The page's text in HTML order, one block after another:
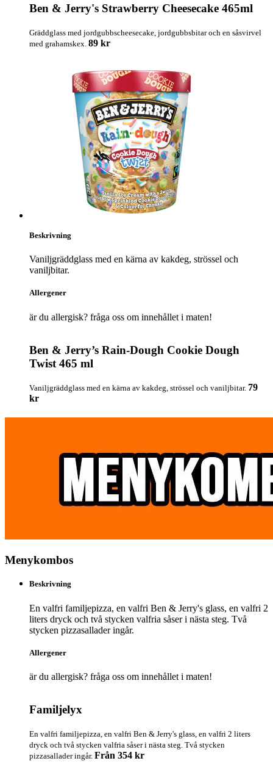
Ben & Jerry's Strawberry Cheesecake 465ml
Gräddglass med jordgubbscheesecake, jordgubbsbitar och en såsvirvel
med grahamskex. 89 kr
Beskrivning
Vaniljgräddglass med en kärna av kakdeg, strössel och
vaniljbitar.
Allergener
är du allergisk? fråga oss om innehållet i maten!
Ben & Jerry’s Rain-Dough Cookie Dough
Twist 465 ml
Vaniljgräddglass med en kärna av kakdeg, strössel och vaniljbitar. 79
kr
Menykombos
Beskrivning
En valfri familjepizza, en valfri Ben & Jerry's glass, en valfri 2
liters dryck och två stycken valfria såser i nästa steg. Två
stycken pizzasallader ingår.
Allergener
är du allergisk? fråga oss om innehållet i maten!
Familjelyx
En valfri familjepizza, en valfri Ben & Jerry's glass, en valfri 2 liters
dryck och två stycken valfria såser i nästa steg. Två stycken
pizzasallader ingår. Från 354 kr